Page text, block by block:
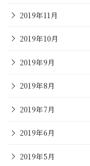
2019年11月
2019年10月
2019年9月
2019年8月
2019年7月
2019年6月
2019年5月